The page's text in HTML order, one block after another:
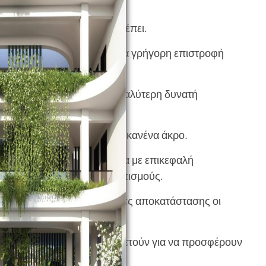
την ώρα που πρέπει.
ενώ η πίεση για γρήγορη επιστροφή
του αθλητή με την μεγαλύτερη δυνατή
για να μην υποπέσει σε κανένα άκρο.
στην ιατρική ομάδα με επικεφαλή
παιδιατρικούς τραυματισμούς.
θεραπευτές και γυμναστές αποκατάστασης οι
ειδικοί.
που καθημερινά μελετούν για να προσφέρουν